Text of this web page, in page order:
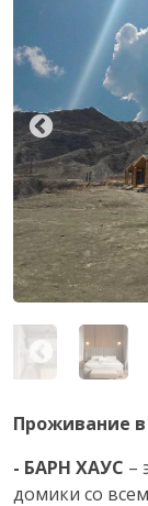
Проживание в
- БАРН ХАУС –
домики со